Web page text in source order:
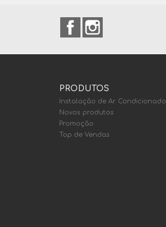
Facebook
PRODUTOS
Instalação de Ar Condicionado
Novos produtos
Promoção
Top de Vendas